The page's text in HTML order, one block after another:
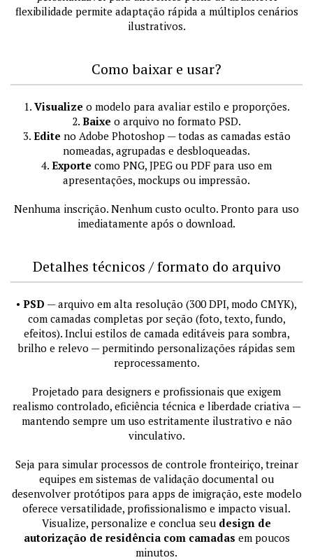
flexibilidade permite adaptação rápida a múltiplos cenários
ilustrativos.
Como baixar e usar?
1. Visualize o modelo para avaliar estilo e proporções.
2. Baixe o arquivo no formato PSD.
3. Edite no Adobe Photoshop — todas as camadas estão
nomeadas, agrupadas e desbloqueadas.
4. Exporte como PNG, JPEG ou PDF para uso em
apresentações, mockups ou impressão.
Nenhuma inscrição. Nenhum custo oculto. Pronto para uso
imediatamente após o download.
Detalhes técnicos / formato do arquivo
• PSD — arquivo em alta resolução (300 DPI, modo CMYK),
com camadas completas por seção (foto, texto, fundo,
efeitos). Inclui estilos de camada editáveis para sombra,
brilho e relevo — permitindo personalizações rápidas sem
reprocessamento.
Projetado para designers e profissionais que exigem
realismo controlado, eficiência técnica e liberdade criativa —
mantendo sempre um uso estritamente ilustrativo e não
vinculativo.
Seja para simular processos de controle fronteiriço, treinar
equipes em sistemas de validação documental ou
desenvolver protótipos para apps de imigração, este modelo
oferece versatilidade, profissionalismo e impacto visual.
Visualize, personalize e conclua seu design de
autorização de residência com camadas em poucos
minutos.